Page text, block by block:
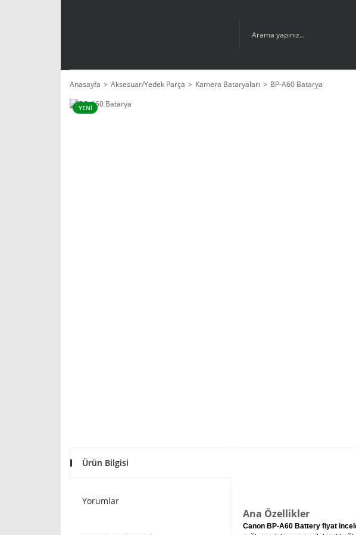
Anasayfa Aksesuar/Yedek Parça Kamera Bataryaları BP-A60 Batarya
YENİ
Ürün Bilgisi
Yorumlar
Ana Özellikler
Canon BP-A60 Battery fiyat